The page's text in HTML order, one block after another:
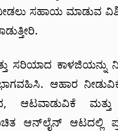
ಸಹಾಯ ಮಾಡುವ
ಸರಿಯಾದ ಕಾಳಜಿಯನ್ನು
ಆಹಾರ
ಆಟವಾಡುವಿಕೆ ಮತ್ತು
ಆನ್‌ಲೈನ್ ಆಟದಲ್ಲಿ